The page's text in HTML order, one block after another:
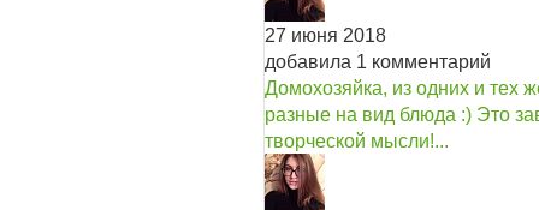
27 июня 2018
добавила 1 комментарий
Домохозяйка, из одних и тех
разные на вид блюда :) Это
творческой мысли!...